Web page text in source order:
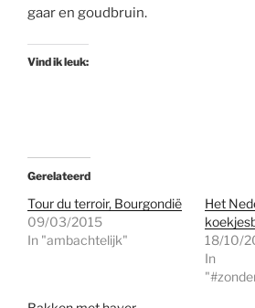
gaar en goudbruin.
Vind ik leuk:
Gerelateerd
Tour du terroir, Bourgondië
09/03/2015
In "ambachtelijk"
Het
18/10/
In